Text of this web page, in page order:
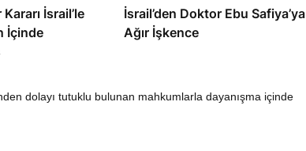
Kararı İsrail’le
İçinde
İsrail’den Doktor Ebu Safiya’ya
Ağır İşkence
dolayı tutuklu bulunan mahkumlarla dayanışma içinde